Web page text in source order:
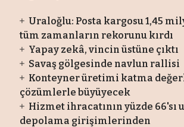
Uraloğlu: Posta kargosu 1,45
tüm zamanların rekorunu kırdı
Yapay zekâ, vincin üstüne çıktı
Savaş gölgesinde navlun rallisi
Konteyner üretimi katma
çözümlerle büyüyecek
Hizmet ihracatının yüzde 66'sı
depolama girişimlerinden